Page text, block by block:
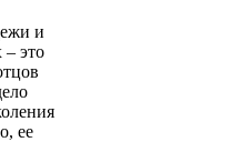
и
– это
ее